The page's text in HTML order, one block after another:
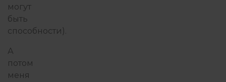
могут
быть
способности).
А
потом
меня